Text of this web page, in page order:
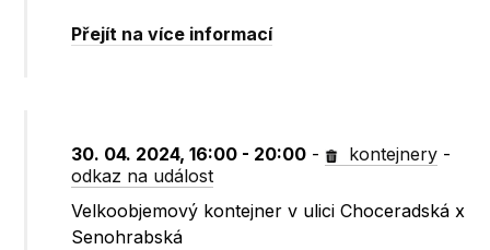
Přejít na více informací
30. 04. 2024, 16:00 - 20:00 - kontejnery -
odkaz na událost
Velkoobjemový kontejner v ulici Choceradská x
Senohrabská